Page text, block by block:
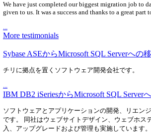
We have just completed our biggest migration job to
given to us. It was a success and thanks to a great part
More testimonials
Sybase ASEからMicrosoft SQL Serverへの
チリに拠点を置くソフトウェア開発会社です。
IBM DB2 iSeriesからMicrosoft SQL Server
ソフトウェアとアプリケーションの開発、リエン
です。 同社はウェブサイトデザイン、ウェブホス
入、アップグレードおよび管理も実施しています。